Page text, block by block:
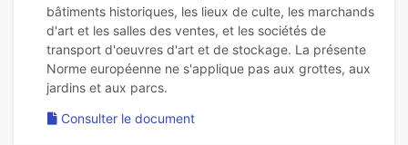
bâtiments historiques, les lieux de culte, les marchands
d'art et les salles des ventes, et les sociétés de
transport d'oeuvres d'art et de stockage. La présente
Norme européenne ne s'applique pas aux grottes, aux
Consulter le document